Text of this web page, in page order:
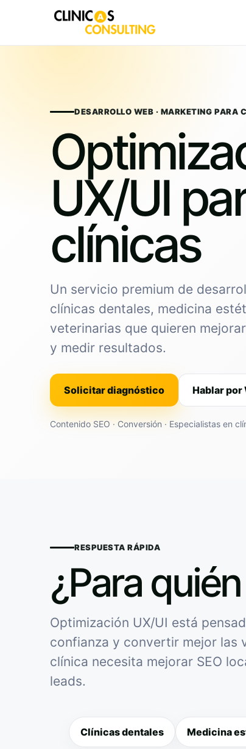
DESARROLLO WEB · MARKETING PARA
UX/UI
clínicas
Un servicio premium de
clínicas dentales, medicina
veterinarias que quieren
y medir resultados.
Solicitar diagnóstico Hablar por
Contenido SEO · Conversión · Especialistas en
RESPUESTA RÁPIDA
¿Para
Optimización UX/UI está
confianza y convertir mejor las
clínica necesita mejorar SEO
leads.
Clínicas dentales Medicina